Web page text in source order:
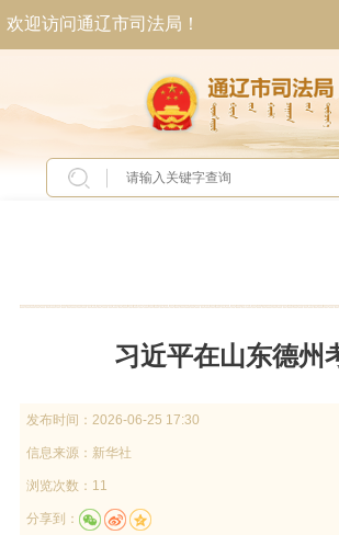
欢迎访问通辽市司法局！
习近平在山东德州
发布时间： 2026-06-25 17:30
信息来源： 新华社
浏览次数：11
分享到：